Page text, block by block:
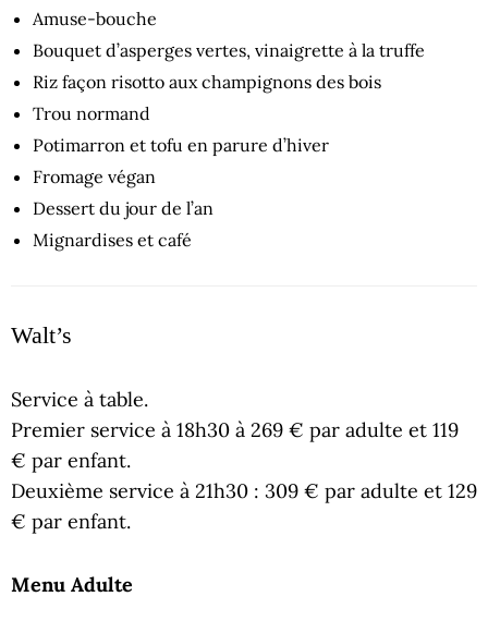
Amuse-bouche
Bouquet d’asperges vertes, vinaigrette à la truffe
Riz façon risotto aux champignons des bois
Trou normand
Potimarron et tofu en parure d’hiver
Fromage végan
Dessert du jour de l’an
Mignardises et café
Walt’s
Service à table.
Premier service à 18h30 à 269 € par adulte et 119
€ par enfant.
Deuxième service à 21h30 : 309 € par adulte et 129
€ par enfant.
Menu Adulte